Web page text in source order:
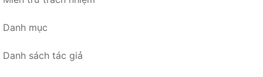
Danh mục
Danh sách tác giả